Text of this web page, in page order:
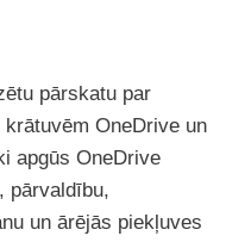
pārskatu par
OneDrive un
apgūs OneDrive
pārvaldību,
un ārējās piekļuves